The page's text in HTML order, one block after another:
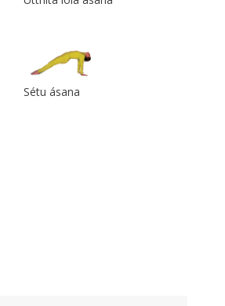
Sétu ásana